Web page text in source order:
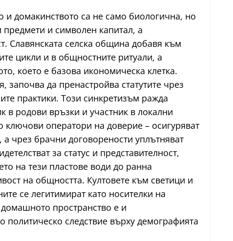
домакинството са не само биологична, но
и символен капитал, а
Славянската селска община добавя към
цикли и в общностните ритуали, а
което е базова икономическа клетка.
да пренастройва статутите чрез
практики. Този синкретизъм ражда
родови връзки и участник в локални
оператори на доверие – осигуряват
чрез брачни договорености уплътняват
за статус и представителност,
на тези пластове води до ранна
на общността. Култовете към светици и
се легитимират като носителки на
пространство е и
следствие върху демографията